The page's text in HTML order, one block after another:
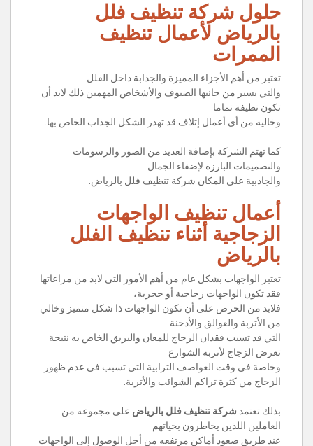
حلول شركة تنظيف فلل
بالرياض لأعمال تنظيف
الممرات
تعتبر من أهم الأجزاء المميزة والجذابة داخل الفلل
والتي يسير من جانبها الضيوف والأشخاص المهمين ذلك لابد أن
تكون نظيفة تماما
وخاليه من أي أعمال إتلاف قد تهدر الشكل الجذاب الخاص بها.
كما تهتم الشركة بإضافة العديد من الصور والرسومات
والتصميمات البارزة لإضفاء الجمال
والجاذبية على المكان شركة تنظيف فلل بالرياض.
أعمال تنظيف الواجهات
الزجاجية أثناء تنظيف الفلل
بالرياض
تعتبر الواجهات بشكل عام من أهم الأمور التي لابد من مراعاتها
فقد تكون الواجهات زجاجية أو حجرية،
فلابد من الحرص على أن تكون الواجهات ذا شكل متميز وخالي
من الأتربة والعوالق والأدخنة
التي قد تسبب فقدان الزجاج للمعان والبريق الخاص به نتيجة
تعرض الزجاج لأتربه الشوارع
وخاصة في وقت العواصف الترابية التي تسبب في عدم ظهور
الزجاج من كثرة تراكم الشوائب والأتربة.
بذلك تعتمد شركة تنظيف فلل بالرياض على مجموعه من
العاملين اللذين يخاطرون بحياتهم
عند طريق صعود أماكن مرتفعه من أجل الوصول إلى الواجهات